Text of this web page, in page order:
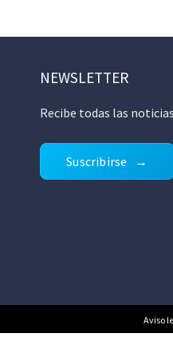
NEWSLETTER
Recibe todas las
Suscribirse
Aviso